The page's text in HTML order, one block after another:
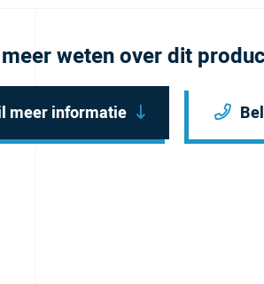
weten over dit
meer informatie